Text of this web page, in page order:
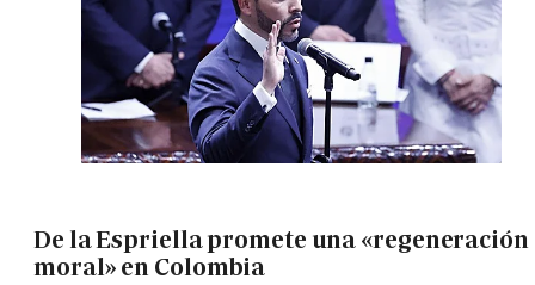
De la Espriella promete una «regeneración
moral» en Colombia